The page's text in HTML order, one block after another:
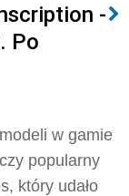
-
Po
w gamie
popularny
który udało